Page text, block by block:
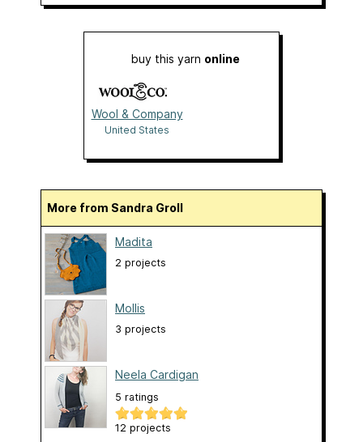
buy this yarn online
Wool & Company
United States
More from Sandra Groll
Madita
2 projects
Mollis
3 projects
Neela Cardigan
5 ratings
12 projects